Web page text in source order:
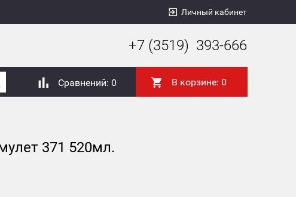
Личный кабинет
+7 (3519) 393-666
Сравнений: 0 В корзине: 0
371 520мл.